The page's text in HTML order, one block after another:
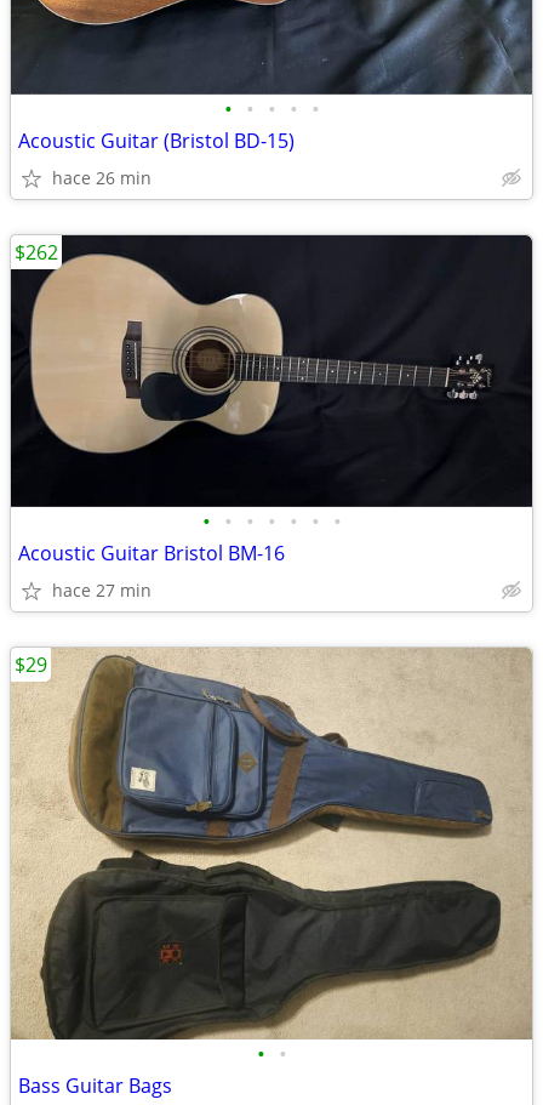
• • • • •
Acoustic Guitar (Bristol BD-15)
hace 26 min
• • • • • • •
Acoustic Guitar Bristol BM-16
hace 27 min
$262
• •
Bass Guitar Bags
$29